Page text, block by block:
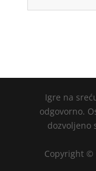
Igre na
odgovorno.
dozvoljeno
Copyright ©